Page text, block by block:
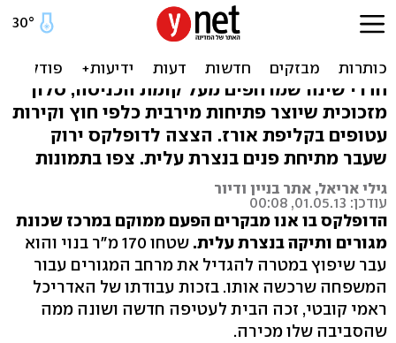
לא תוכלו להתעלם: ביקור
בבית מיוחד בנצרת עלית
חדרי שינה שמרחפים מעל קומת הכניסה, סלון
מזכוכית שיוצר פתיחות מירבית כלפי חוץ וקירות
עטופים בקליפת אורז. הצצה לדופלקס ירוק
שעבר מתיחת פנים בנצרת עלית. צפו בתמונות
גילי אריאל, אתר בניין ודיור
עודכן: 01.05.13, 00:08
הדופלקס בו אנו מבקרים הפעם ממוקם במרכז שכונת
מגורים ותיקה בנצרת עלית.
שטחו 170 מ"ר בנוי והוא
עבר שיפוץ במטרה להגדיל את מרחב המגורים עבור
המשפחה שרכשה אותו. בזכות עבודתו של האדריכל
ראמי קובטי, זכה הבית לעטיפה חדשה ושונה ממה
שהסביבה שלו מכירה.